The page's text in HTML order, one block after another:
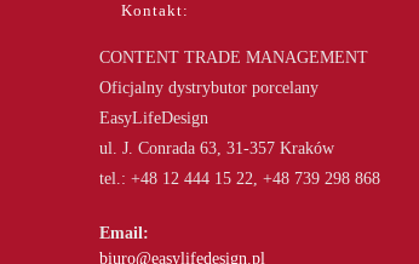
Kontakt:
CONTENT TRADE MANAGEMENT
Oficjalny dystrybutor porcelany
EasyLifeDesign
ul. J. Conrada 63, 31-357 Kraków
tel.: +48 12 444 15 22, +48 739 298 868
Email:
biuro@easylifedesign.pl